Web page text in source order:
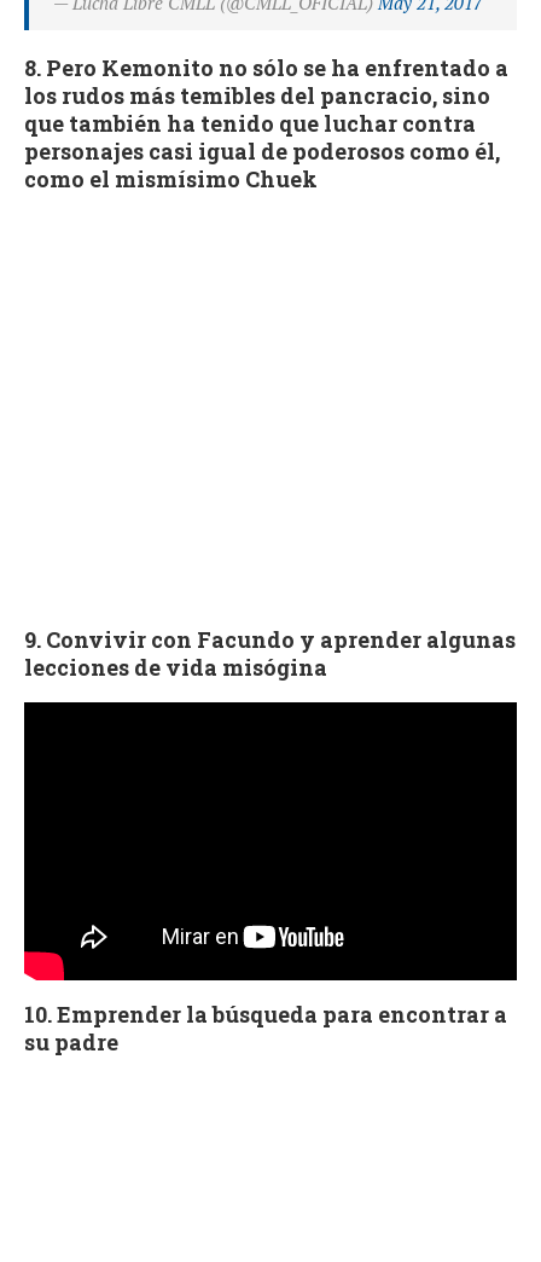
8. Pero Kemonito no sólo se ha enfrentado a
los rudos más temibles del pancracio, sino
que también ha tenido que luchar contra
personajes casi igual de poderosos como él,
como el mismísimo Chuek
9. Convivir con Facundo y aprender algunas
lecciones de vida misógina
10. Emprender la búsqueda para encontrar a
su padre